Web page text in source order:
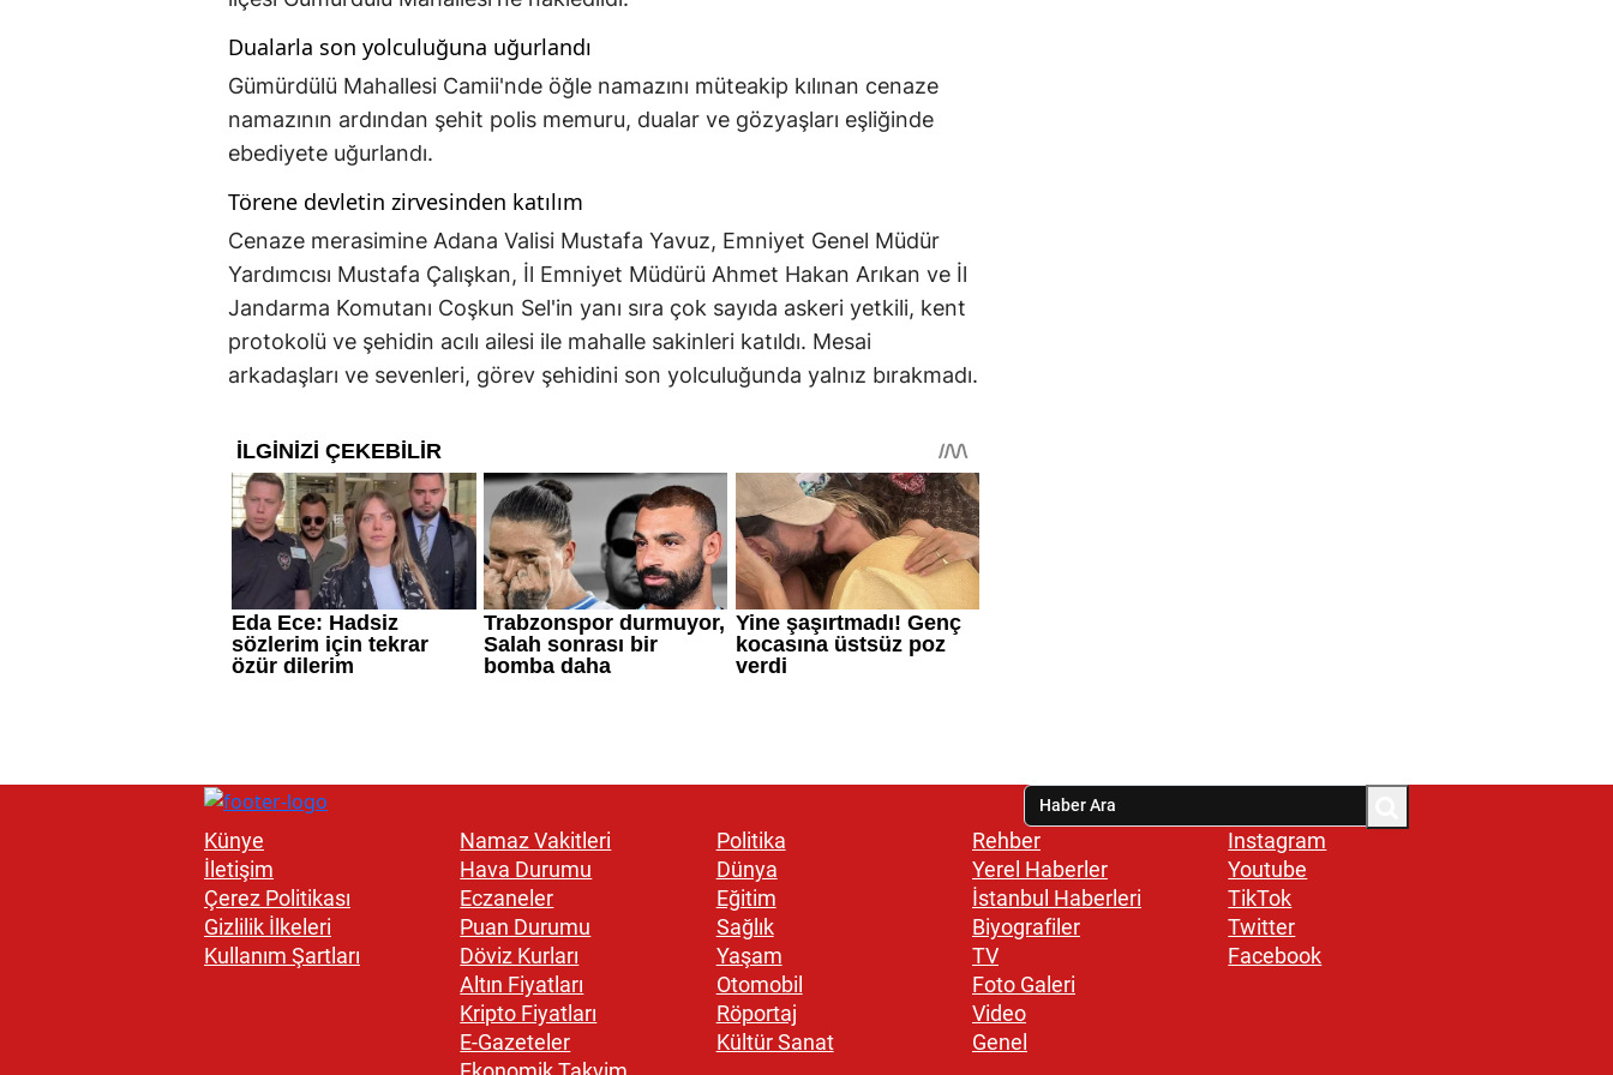
Dualarla son yolculuğuna uğurlandı
Gümürdülü Mahallesi Camii'nde öğle namazını müteakip kılınan cenaze
namazının ardından şehit polis memuru, dualar ve gözyaşları eşliğinde
ebediyete uğurlandı.
Törene devletin zirvesinden katılım
Cenaze merasimine Adana Valisi Mustafa Yavuz, Emniyet Genel Müdür
Yardımcısı Mustafa Çalışkan, İl Emniyet Müdürü Ahmet Hakan Arıkan ve İl
Jandarma Komutanı Coşkun Sel'in yanı sıra çok sayıda askeri yetkili, kent
protokolü ve şehidin acılı ailesi ile mahalle sakinleri katıldı. Mesai
arkadaşları ve sevenleri, görev şehidini son yolculuğunda yalnız bırakmadı.
Künye
İletişim
Çerez Politikası
Gizlilik İlkeleri
Kullanım Şartları
Namaz Vakitleri
Hava Durumu
Eczaneler
Puan Durumu
Döviz Kurları
Altın Fiyatları
Kripto Fiyatları
E-Gazeteler
Politika
Dünya
Eğitim
Sağlık
Yaşam
Otomobil
Röportaj
Kültür Sanat
Rehber
Yerel Haberler
İstanbul Haberleri
Biyografiler
TV
Foto Galeri
Video
Genel
Instagram
Youtube
TikTok
Twitter
Facebook